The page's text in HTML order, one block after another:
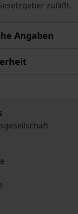
zuläßt.
Angaben